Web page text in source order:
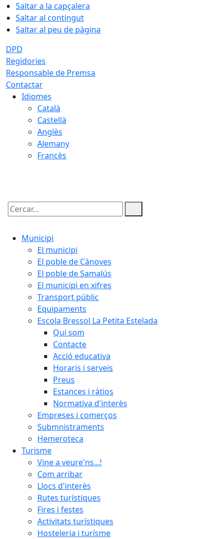
Saltar a la capçalera
Saltar al contingut
Saltar al peu de pàgina
DPD
Regidories
Responsable de Premsa
Contactar
Idiomes
Català
Castellà
Anglès
Alemany
Francès
Cercar:
Municipi
El municipi
El poble de Cànoves
El poble de Samalús
El municipi en xifres
Transport públic
Equipaments
Escola Bressol La Petita Estelada
Qui som
Contacte
Acció educativa
Horaris i serveis
Preus
Estances i ràtios
Normativa d'interès
Empreses i comerços
Submnistraments
Hemeroteca
Turisme
Vine a veure'ns...!
Com arribar
Llocs d'interès
Rutes turístiques
Fires i festes
Activitats turístiques
Hosteleria i turísme